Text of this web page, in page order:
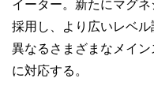
イーター。新たにマグ
採用し、より広いレベ
異なるさまざまなメイ
に対応する。